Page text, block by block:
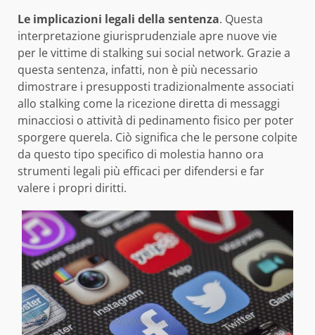
Le implicazioni legali della sentenza. Questa
interpretazione giurisprudenziale apre nuove vie
per le vittime di stalking sui social network. Grazie a
questa sentenza, infatti, non è più necessario
dimostrare i presupposti tradizionalmente associati
allo stalking come la ricezione diretta di messaggi
minacciosi o attività di pedinamento fisico per poter
sporgere querela. Ciò significa che le persone colpite
da questo tipo specifico di molestia hanno ora
strumenti legali più efficaci per difendersi e far
valere i propri diritti.